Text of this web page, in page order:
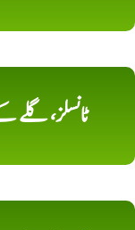
ٹانسلز،